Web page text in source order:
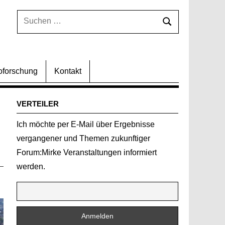
Suchen
Suchen
Kontakt
VERTEILER
Ich möchte per E-Mail über Ergebnisse
vergangener und Themen zukunftiger
Forum:Mirke Veranstaltungen informiert
werden.